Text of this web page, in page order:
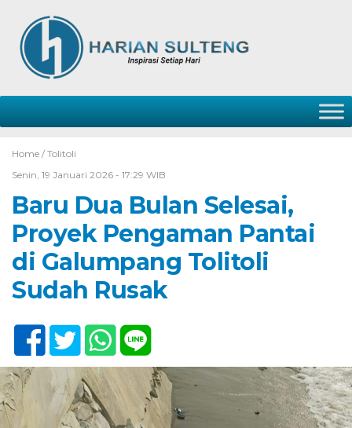
Home / Tolitoli
Senin, 19 Januari 2026 - 17:29 WIB
Baru Dua Bulan Selesai,
Proyek Pengaman Pantai
di Galumpang Tolitoli
Sudah Rusak